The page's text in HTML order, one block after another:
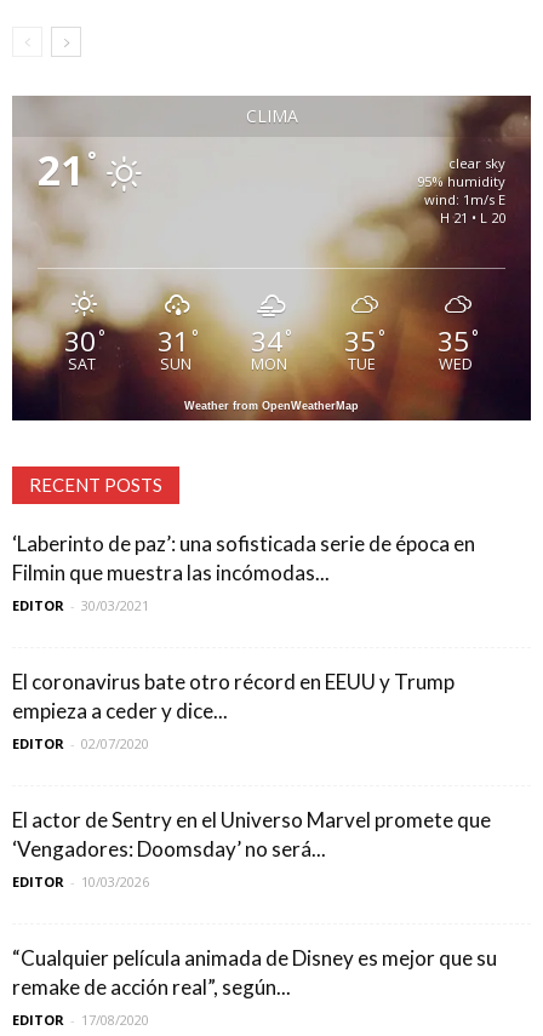
CLIMA
21°
clear sky
95% humidity
wind: 1m/s E
H 21 • L 20
30°
SAT
31°
SUN
34°
MON
35°
TUE
35°
WED
Weather from OpenWeatherMap
RECENT POSTS
‘Laberinto de paz’: una sofisticada serie de época en
Filmin que muestra las incómodas...
EDITOR - 30/03/2021
El coronavirus bate otro récord en EEUU y Trump
empieza a ceder y dice...
EDITOR - 02/07/2020
El actor de Sentry en el Universo Marvel promete que
‘Vengadores: Doomsday’ no será...
EDITOR - 10/03/2026
“Cualquier película animada de Disney es mejor que su
remake de acción real”, según...
EDITOR - 17/08/2020